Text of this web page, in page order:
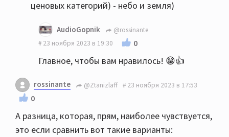
ценовых категорий) - небо и земля)
AudioGopnik
@rossinante
23 ноября 2023 в 19:30
0
Главное, чтобы вам нравилось! 😁👍
rossinante @Ztanizlaff 23 ноября 2023 в 17:53
0
А разница, которая, прям, наиболее чувствуется,
это если сравнить вот такие варианты: